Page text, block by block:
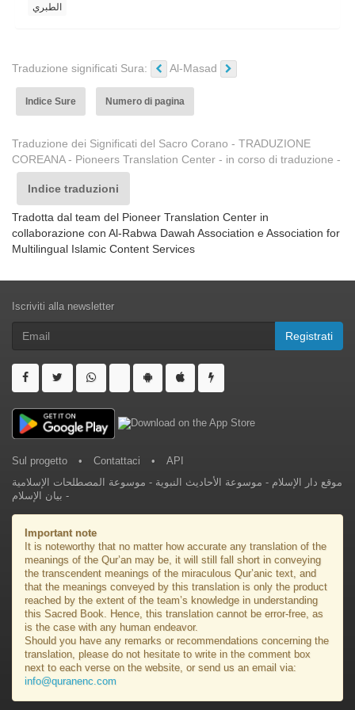
الطبري
Traduzione significati Sura: Al-Masad
Indice Sure Numero di pagina
Traduzione dei Significati del Sacro Corano - TRADUZIONE
COREANA - Pioneers Translation Center - in corso di traduzione -
Indice traduzioni
Tradotta dal team del Pioneer Translation Center in
collaborazione con Al-Rabwa Dawah Association e Association for
Multilingual Islamic Content Services
Iscriviti alla newsletter
Registrati
Sul progetto • Contattaci •
API
موقع دار الإسلام - موسوعة الأحاديث النبوية - موسوعة المصطلحات الإسلامية
- بيان الإسلام
Important note
It is noteworthy that no matter how accurate any translation of the
meanings of the Qur’an may be, it will still fall short in conveying
the transcendent meanings of the miraculous Qur’anic text, and
that the meanings conveyed by this translation is only the product
reached by the extent of the team’s knowledge in understanding
this Sacred Book. Hence, this translation cannot be error-free, as
is the case with any human endeavor.
Should you have any remarks or recommendations concerning the
translation, please do not hesitate to write in the comment box
next to each verse on the website, or send us an email via:
info@quranenc.com